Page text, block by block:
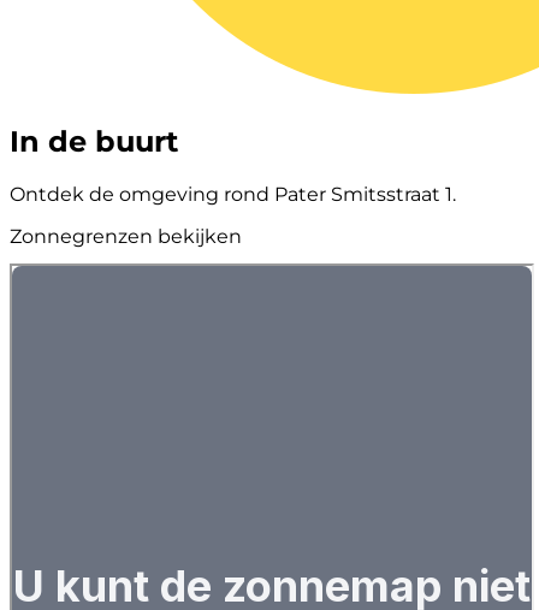
In de buurt
Ontdek de omgeving rond Pater Smitsstraat 1.
Zonnegrenzen bekijken